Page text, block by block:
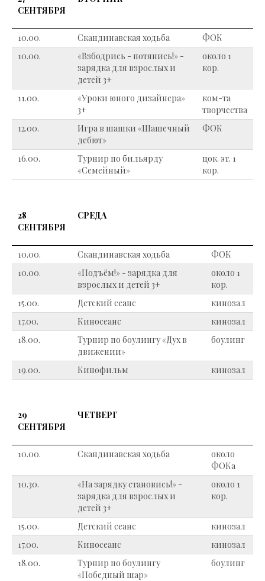
СЕНТЯБРЯ
10.00. Скандинавская ходьба
ФОК
10.00.
«Взбодрись - потянись!» -
зарядка для взрослых и
детей 3+
около 1
кор.
11.00.
«Уроки юного дизайнера»
3+
ком-та
творчества
12.00.
Игра в шашки «Шашечный
дебют»
ФОК
16.00.
Турнир по бильярду
«Семейный»
цок. эт. 1
кор.
28
СЕНТЯБРЯ
СРЕДА
10.00. Скандинавская ходьба
ФОК
10.00.
«Подъём!» - зарядка для
взрослых и детей 3+
около 1
кор.
15.00.
Детский сеанс
кинозал
17.00.
Киносеанс
кинозал
18.00.
Турнир по боулингу «Дух в
движении»
боулинг
19.00. Кинофильм кинозал
29
СЕНТЯБРЯ
ЧЕТВЕРГ
10.00. Скандинавская ходьба
около
ФОКа
10.30.
«На зарядку становись!» -
зарядка для взрослых и
детей 3+
около 1
кор.
15.00. Детский сеанс
кинозал
17.00.
Киносеанс
кинозал
18.00.
Турнир по боулингу
«Победный шар»
боулинг